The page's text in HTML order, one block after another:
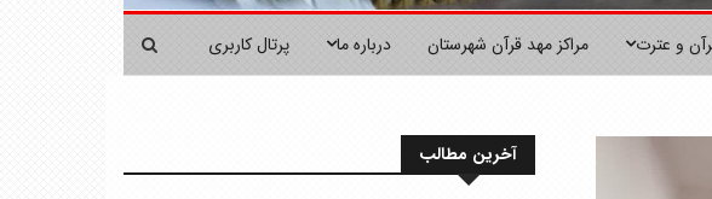
و عترت مراکز مهد قرآن شهرستان درباره ما پرتال کاربری
آخرین مطالب